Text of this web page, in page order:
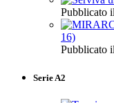
Pubblicato
16)
Pubblicato
Serie A2